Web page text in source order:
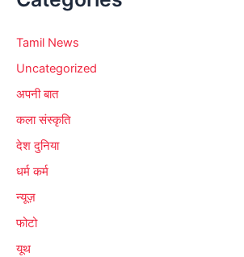
Tamil News
Uncategorized
अपनी बात
कला संस्कृति
देश दुनिया
धर्म कर्म
न्यूज़
फोटो
यूथ